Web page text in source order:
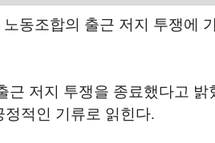
동조합의 출근 저지 투쟁에
저지 투쟁을 종료했다고
적인 기류로 읽힌다.